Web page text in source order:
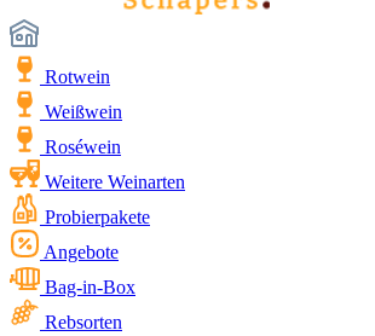
Rotwein
Weißwein
Roséwein
Weitere Weinarten
Probierpakete
Angebote
Bag-in-Box
Rebsorten